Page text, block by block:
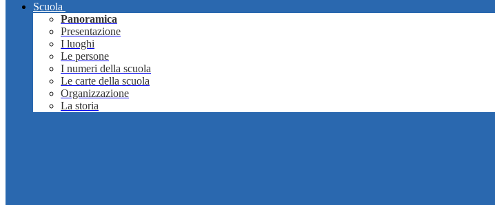
Scuola
Panoramica
Presentazione
I luoghi
Le persone
I numeri della scuola
Le carte della scuola
Organizzazione
La storia